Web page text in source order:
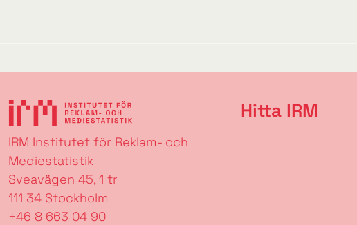
IRM Institutet för Reklam- och
Mediestatistik
Sveavägen 45, 1 tr
111 34 Stockholm
+46 8 663 04 90
Hitta IRM